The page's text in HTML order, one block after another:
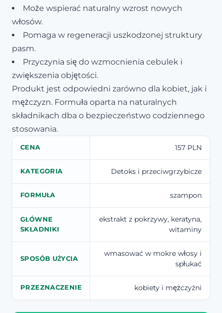
Może wspierać naturalny wzrost nowych
włosów.
Pomaga w regeneracji uszkodzonej struktury
pasm.
Przyczynia się do wzmocnienia cebulek i
zwiększenia objętości.
Produkt jest odpowiedni zarówno dla kobiet, jak i
mężczyzn. Formuła oparta na naturalnych
składnikach dba o bezpieczeństwo codziennego
stosowania.
CENA 157 PLN
KATEGORIA Detoks i przeciwgrzybicze
FORMUŁA szampon
GŁÓWNE
SKŁADNIKI
ekstrakt z pokrzywy, keratyna,
witaminy
SPOSÓB UŻYCIA
wmasować w mokre włosy i
spłukać
PRZEZNACZENIE kobiety i mężczyźni